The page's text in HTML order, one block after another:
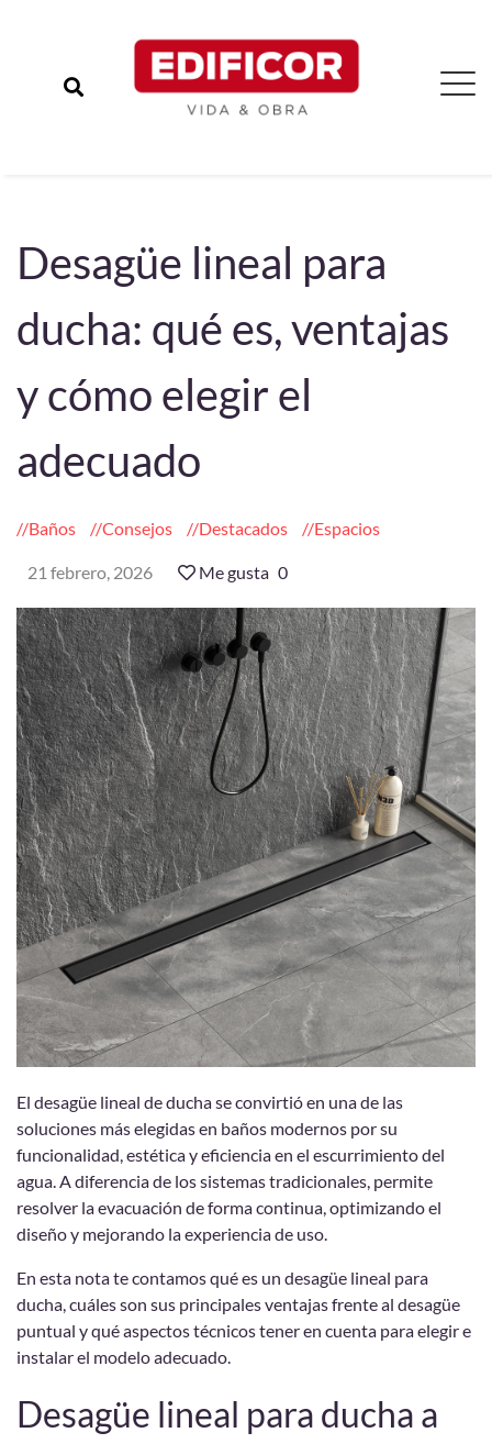
Desagüe lineal para
ducha: qué es, ventajas
y cómo elegir el
adecuado
Baños Consejos Destacados Espacios
21 febrero, 2026 Me gusta 0
El desagüe lineal de ducha se convirtió en una de las
soluciones más elegidas en baños modernos por su
funcionalidad, estética y eficiencia en el escurrimiento del
agua. A diferencia de los sistemas tradicionales, permite
resolver la evacuación de forma continua, optimizando el
diseño y mejorando la experiencia de uso.
En esta nota te contamos qué es un desagüe lineal para
ducha, cuáles son sus principales ventajas frente al desagüe
puntual y qué aspectos técnicos tener en cuenta para elegir e
instalar el modelo adecuado.
Desagüe lineal para ducha a